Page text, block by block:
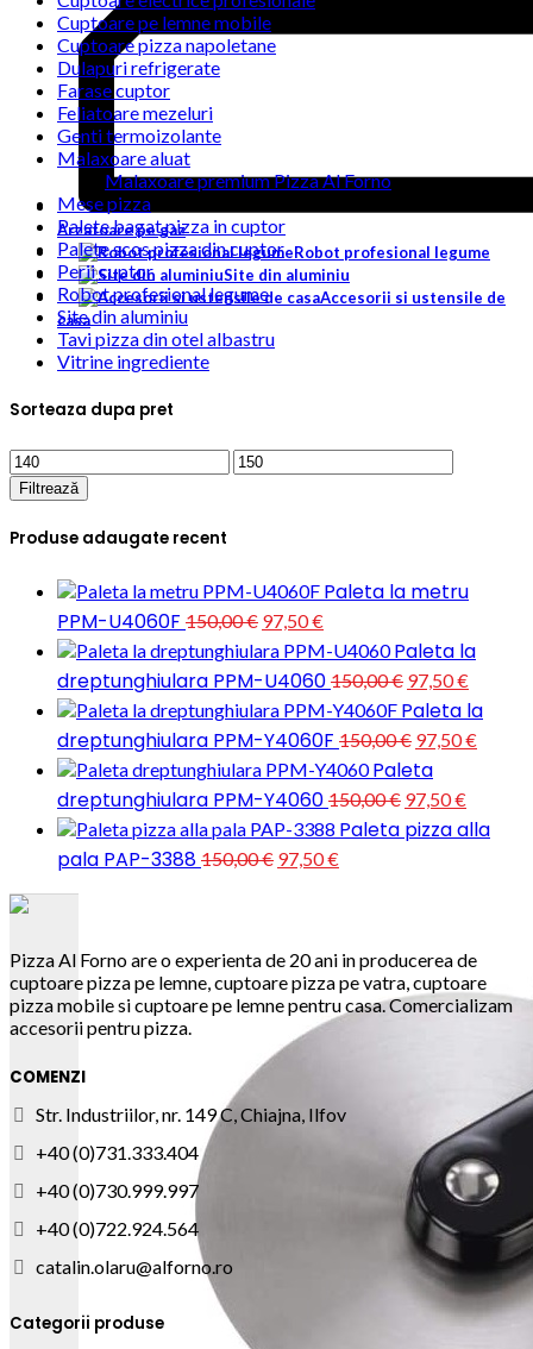
Arzatoare pe gaz
Robot profesional legume
Site din aluminiu
Accesorii si ustensile de
casa
Cuptoare pe lemne mobile
Cuptoare pizza napoletane
Dulapuri refrigerate
Farase cuptor
Feliatoare mezeluri
Genti termoizolante
Malaxoare aluat
Malaxoare premium Pizza Al Forno
Mese pizza
Palete bagat pizza in cuptor
Palete scos pizza din cuptor
Perii cuptor
Robot profesional legume
Site din aluminiu
Tavi pizza din otel albastru
Vitrine ingrediente
Sorteaza dupa pret
Preț
minim
Preț
maxim
Filtrează
Produse adaugate recent
Paleta la metru
PPM-U4060F 150,00€ Prețul
inițial
a
fost:
150,00 €.
97,50€
curent
este:
97,50 €.
Paleta la
dreptunghiulara PPM-U4060 150,00€ Prețul
inițial
a
fost:
150,00 €.
97,50€
curent
este:
97,50 €.
Paleta la
dreptunghiulara PPM-Y4060F 150,00€ Prețul
inițial
a
fost:
150,00 €.
97,50€
Paleta
dreptunghiulara PPM-Y4060 150,00€ Prețul
inițial
a
97,50€
curent
este:
Paleta pizza alla
pala PAP-3388 150,00€ Prețul
97,50€
Pizza Al Forno are o experienta de 20 ani in producerea de
cuptoare pizza pe lemne, cuptoare pizza pe vatra, cuptoare
pizza mobile si cuptoare pe lemne pentru casa. Comercializam
accesorii pentru pizza.
COMENZI
Str. Industriilor, nr. 149 C, Chiajna, Ilfov
+40 (0)731.333.404
+40 (0)730.999.997
+40 (0)722.924.564
catalin.olaru@alforno.ro
Categorii produse